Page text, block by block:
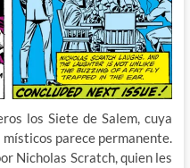
los Siete de Salem, cuya
parece permanente.
Nicholas Scratch, quien les